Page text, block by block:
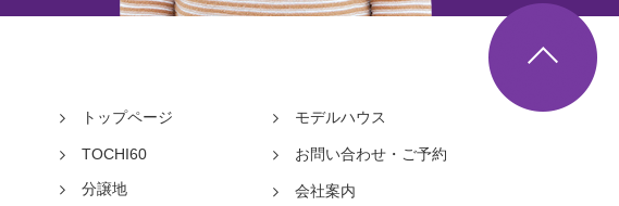
▲
トップページ
TOCHI60
分譲地
モデルハウス
お問い合わせ・ご予約
会社案内